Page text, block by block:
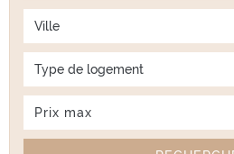
Ville
Type de logement